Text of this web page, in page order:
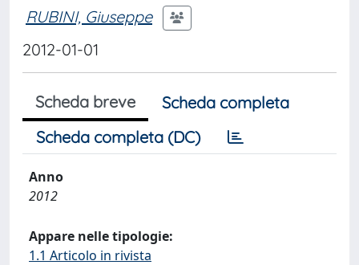
RUBINI, Giuseppe
2012-01-01
Scheda breve
Scheda completa
Scheda completa (DC)
Anno
2012
Appare nelle tipologie:
1.1 Articolo in rivista